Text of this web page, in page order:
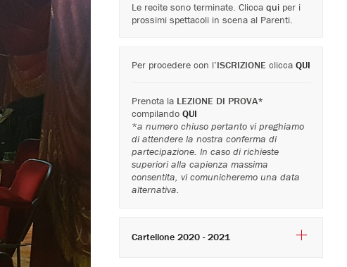
Le recite sono terminate. Clicca quiper i
prossimi spettacoli in scena al Parenti.
Per procedere con l’ISCRIZIONE clicca QUI
Prenota la LEZIONE DI PROVA*
compilando QUI
*a numero chiuso pertanto vi preghiamo
di attendere la nostra conferma di
partecipazione. In caso di richieste
superiori alla capienza massima
consentita, vi comunicheremo una data
alternativa.
Cartellone 2020 - 2021